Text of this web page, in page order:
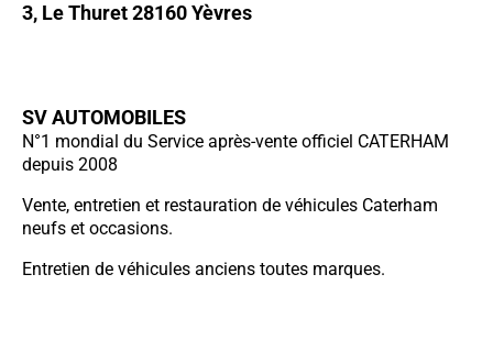
3, Le Thuret 28160 Yèvres
SV AUTOMOBILES
N°1 mondial du Service après-vente officiel CATERHAM
depuis 2008
Vente, entretien et restauration de véhicules Caterham
neufs et occasions.
Entretien de véhicules anciens toutes marques.